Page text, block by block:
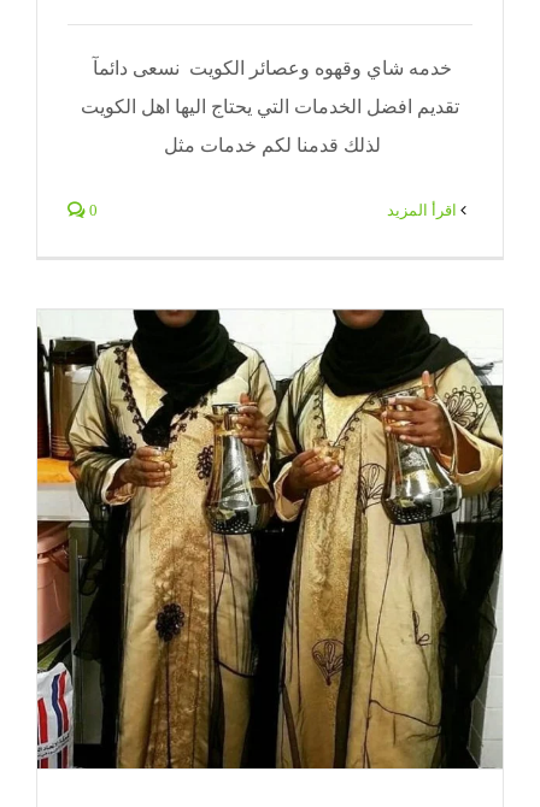
خدمه شاي وقهوه وعصائر الكويت نسعى دائمآ
تقديم افضل الخدمات التي يحتاج اليها اهل الكويت
لذلك قدمنا لكم خدمات مثل
0